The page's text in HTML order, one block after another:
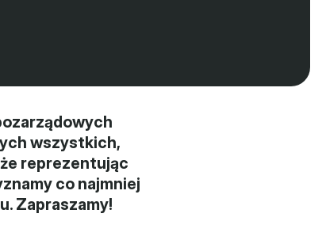
wszystkich,
reprezentując
co najmniej
Zapraszamy!